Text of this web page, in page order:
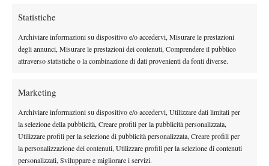
Statistiche
Archiviare informazioni su dispositivo e/o accedervi, Misurare le prestazioni
degli annunci, Misurare le prestazioni dei contenuti, Comprendere il pubblico
attraverso statistiche o la combinazione di dati provenienti da fonti diverse.
Marketing
Archiviare informazioni su dispositivo e/o accedervi, Utilizzare dati limitati per
la selezione della pubblicità, Creare profili per la pubblicità personalizzata,
Utilizzare profili per la selezione di pubblicità personalizzata, Creare profili per
la personalizzazione dei contenuti, Utilizzare profili per la selezione di contenuti
personalizzati, Sviluppare e migliorare i servizi.
match che vale il passaggio al secondo turno, dove affronterà il
vincente della sfida traMidon e Carballes Baena.
DI TENDENZA
News Wta
Swiatek seconda per percentuale di vittorie